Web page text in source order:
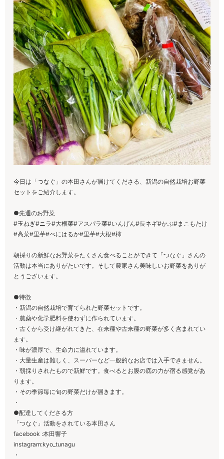
今日は「つなぐ」の本田さんが届けてくださる、新潟の自然栽培お野菜
セットをご紹介します。
●先週のお野菜
#玉ねぎ#ニラ#大根菜#アスパラ菜#いんげん#長ネギ#かぶ#まこもたけ
#高菜#里芋#べにはるか#里芋#大根#柿
朝採りの新鮮なお野菜をたくさん食べることができて「つなぐ」さんの
活動は本当にありがたいです。そして農家さん美味しいお野菜をありが
とうございます。
●特徴
・新潟の自然栽培で育てられた野菜セットです。
・農薬や化学肥料を使わずに作られています。
・古くから受け継がれてきた、在来種や古来種の野菜が多く含まれてい
ます。
・味が濃厚で、生命力に溢れています。
・大量生産は難しく、スーパーなど一般的なお店では入手できません。
・朝採りされたもので新鮮です。食べるとお腹の底の力が宿る感覚があ
ります。
・その季節毎に旬の野菜だけが届きます。
・
●配達してくださる方
「つなぐ」活動をされている本田さん
facebook :本田響子
instagram:kyo_tunagu
・